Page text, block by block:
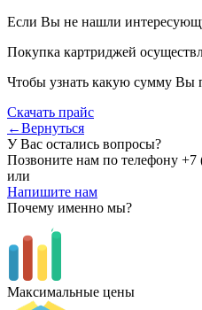
Если Вы не нашли
Покупка картриджей
Чтобы узнать какую сумму Вы
Скачать прайс
←Вернуться
У Вас остались вопросы?
Позвоните нам по телефону +7
или
Напишите нам
Почему именно мы?
Максимальные цены